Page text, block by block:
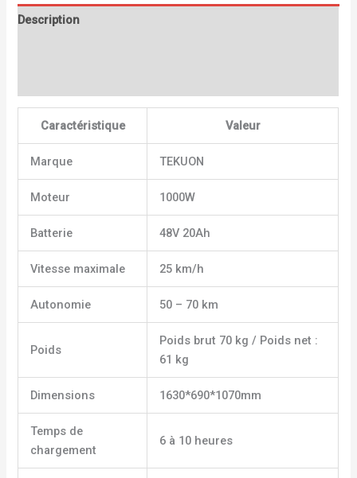
Description
Caractéristique Valeur
Marque TEKUON
Moteur 1000W
Batterie 48V 20Ah
Vitesse maximale 25 km/h
Autonomie 50 – 70 km
Poids
Poids brut 70 kg / Poids net :
61 kg
Dimensions 1630*690*1070mm
Temps de
chargement
6 à 10 heures